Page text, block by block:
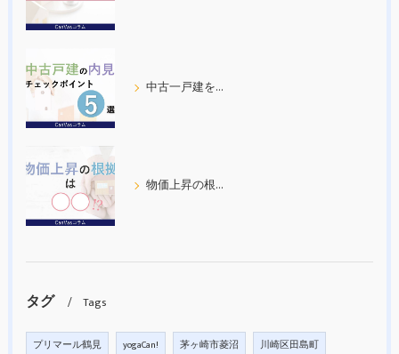
中古一戸建を内見する際の５つのチェックポイント
物価上昇の根拠について考えてみた
タグ Tags
プリマール鶴見 yogaCan! 茅ヶ崎市菱沼 川崎区田島町